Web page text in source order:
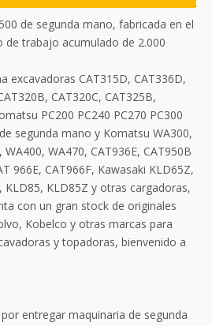
de segunda mano, fabricada en el
de trabajo acumulado de 2.000
excavadoras CAT315D, CAT336D,
CAT320C, CAT325B,
PC200 PC240 PC270 PC300
segunda mano y Komatsu WA300,
WA470, CAT936E, CAT950B
966E, CAT966F, Kawasaki KLD65Z,
KLD85, KLD85Z y otras cargadoras,
con un gran stock de originales
Kobelco y otras marcas para
y topadoras, bienvenido a
entregar maquinaria de segunda